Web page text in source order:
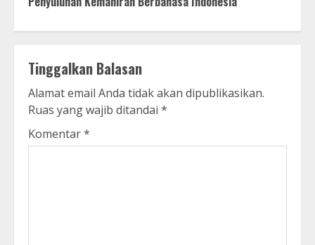
Tinggalkan Balasan
Alamat email Anda tidak akan dipublikasikan.
Ruas yang wajib ditandai *
Komentar*